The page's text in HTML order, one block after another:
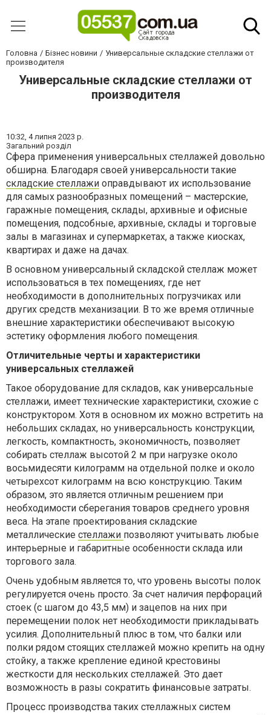
Головна Бізнес новини
Универсальные складские стеллажи от
производителя
Универсальные складские стеллажи от
производителя
10:32, 4 липня 2023 р.
Загальний розділ
Сфера применения универсальных стеллажей довольно
обширна. Благодаря своей универсальности такие
складские стеллажи оправдывают их использование
для самых разнообразных помещений – мастерские,
гаражные помещения, склады, архивные и офисные
помещения, подсобные, архивные, склады и торговые
залы в магазинах и супермаркетах, а также киосках,
квартирах и даже на дачах.
В основном универсальный складской стеллаж может
использоваться в тех помещениях, где нет
необходимости в дополнительных погрузчиках или
других средств механизации. В то же время отличные
внешние характеристики обеспечивают высокую
эстетику оформления любого помещения.
Отличительные черты и характеристики
универсальных стеллажей
Такое оборудование для складов, как универсальные
стеллажи, имеет технические характеристики, схожие с
конструктором. Хотя в основном их можно встретить на
небольших складах, но универсальность конструкции,
легкость, компактность, экономичность, позволяет
собирать стеллаж высотой 2 м при нагрузке около
восьмидесяти килограмм на отдельной полке и около
четырехсот килограмм на всю конструкцию. Таким
образом, это является отличным решением при
необходимости сберегания товаров среднего уровня
веса. На этапе проектирования складские
металлические стеллажи позволяют учитывать любые
интерьерные и габаритные особенности склада или
торгового зала.
Очень удобным является то, что уровень высоты полок
регулируется очень просто. За счет наличия перфораций
стоек (с шагом до 43,5 мм) и зацепов на них при
перемещении полок нет необходимости прикладывать
усилия. Дополнительный плюс в том, что балки или
полки рядом стоящих стеллажей можно крепить на одну
стойку, а также крепление единой крестовины
жесткости для нескольких стеллажей. Это дает
возможность в разы сократить финансовые затраты.
Процесс производства таких стеллажных систем